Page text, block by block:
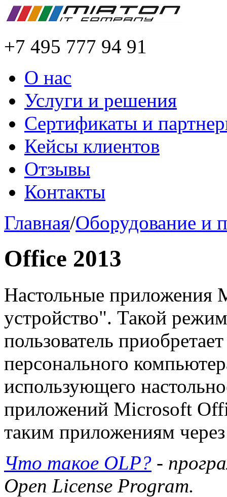
+7 495 777 94 91
О нас
Услуги и решения
Сертификаты и
Кейсы клиентов
Отзывы
Контакты
Главная/Оборудование и
Office 2013
Настольные приложения
устройство". Такой
пользователь
персонального
использующего
приложений Microsoft
таким приложениям через
Что такое OLP? -
Open License Program.